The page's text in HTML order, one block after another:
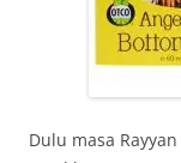
Dulu masa